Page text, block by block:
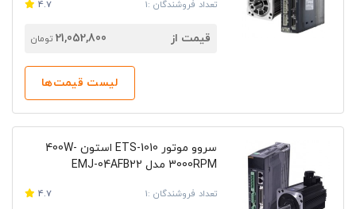
تعداد فروشندگان :1 4.7
قیمت از 21,052,800 تومان
لیست قیمت‌ها
سروو موتور ETS-1010 استون 400W-
3000RPM مدل EMJ-04AFB22
تعداد فروشندگان :1 4.7